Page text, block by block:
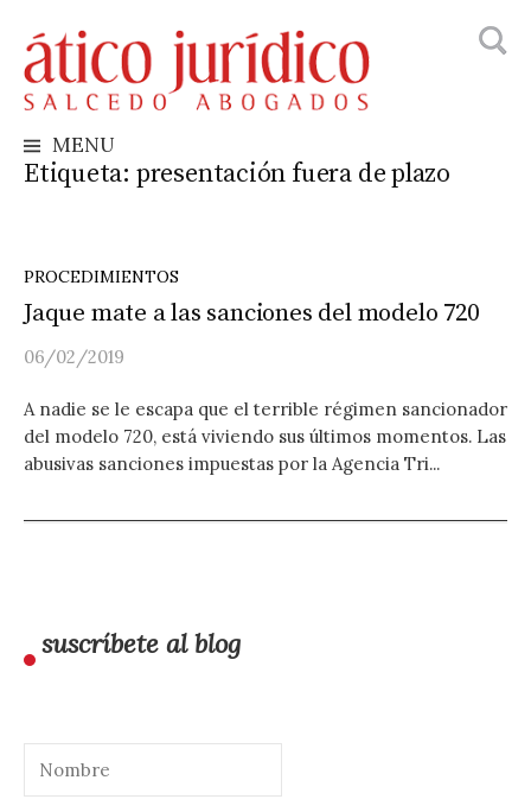
to
content
MENU
Etiqueta: presentación fuera de plazo
PROCEDIMIENTOS
Jaque mate a las sanciones del modelo 720
06/02/2019
A nadie se le escapa que el terrible régimen sancionador
del modelo 720, está viviendo sus últimos momentos. Las
abusivas sanciones impuestas por la Agencia Tri...
suscríbete al blog